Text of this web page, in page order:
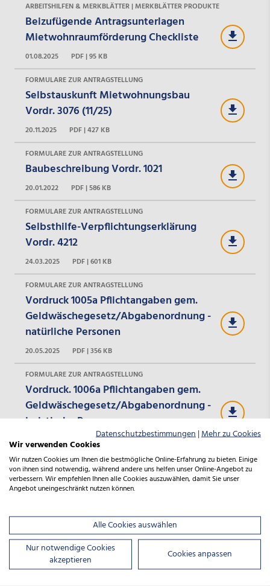
ARBEITSHILFEN & MERKBLÄTTER | MERKBLÄTTER PRODUKTE
Beizufügende Antragsunterlagen
Mietwohnraumförderung Checkliste
01.08.2025
PDF | 95 KB
FORMULARE ZUR ANTRAGSTELLUNG
Selbstauskunft Mietwohnungsbau
Vordr. 3076 (11/25)
20.11.2025
PDF | 427 KB
FORMULARE ZUR ANTRAGSTELLUNG
Baubeschreibung Vordr. 1021
20.01.2022
PDF | 586 KB
FORMULARE ZUR ANTRAGSTELLUNG
Selbsthilfe-Verpflichtungserklärung
Vordr. 4212
24.03.2025
PDF | 601 KB
FORMULARE ZUR ANTRAGSTELLUNG
Vordruck 1005a Pflichtangaben gem.
Geldwäschegesetz/Abgabenordnung -
natürliche Personen
20.05.2025
PDF | 356 KB
FORMULARE ZUR ANTRAGSTELLUNG
Vordruck. 1006a Pflichtangaben gem.
Geldwäschegesetz/Abgabenordnung -
juristische Personen
20.05.2025
PDF | 248 KB
FORMULARE ZUR ANTRAGSTELLUNG
Kosten-Finanzierungsaufteilung (04/26)
FORMULARE ZUR ANTRAGSTELLUNG
Vordruck unterjährige
Unternehmensinformationen
05.12.2024
DOCX | 13 KB
Datenschutzbestimmungen|Mehr zu Cookies
Wir verwenden Cookies
Wir nutzen Cookies um Ihnen die bestmögliche Online-Erfahrung zu bieten. Einige
von ihnen sind notwendig, während andere uns helfen unser Online-Angebot zu
verbessern. Wir empfehlen Ihnen alle Cookies auszuwählen, damit Sie unser
Angebot uneingeschränkt nutzen können.
Alle Cookies auswählen
Nur notwendige Cookies
akzeptieren
Cookies anpassen